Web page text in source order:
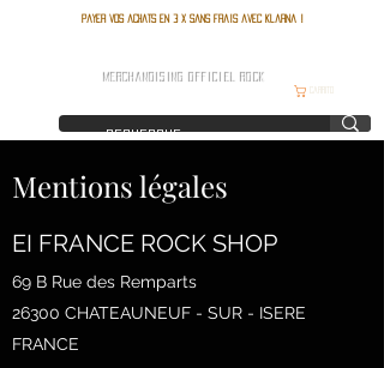
Payer vos achats en 3 x sans frais avec Klarna !
MERCHANDISING OFFICIEL ROCK
Mentions légales
EI FRANCE ROCK SHOP
69 B Rue des Remparts
26300 CHATEAUNEUF - SUR - ISERE
FRANCE